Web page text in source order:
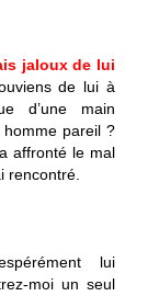
jaloux de lui
de lui à
d’une main
pareil ?
affronté le mal
rencontré.
lui
moi un seul